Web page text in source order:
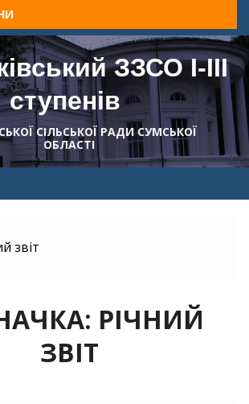
ЗЗСО І-ІІІ
ступенів
СІЛЬСЬКОЇ РАДИ СУМСЬКОЇ
ОБЛАСТІ
звіт
РІЧНИЙ
ЗВІТ